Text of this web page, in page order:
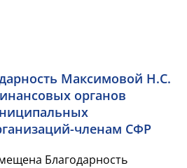
&nbs...
Максимовой Н.С.
органов
членам СФР
Благодарность